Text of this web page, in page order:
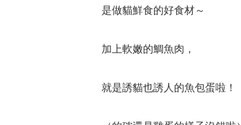
是做貓鮮食的好食材～
加上軟嫩的鯛魚肉，
就是誘貓也誘人的魚包蛋啦！